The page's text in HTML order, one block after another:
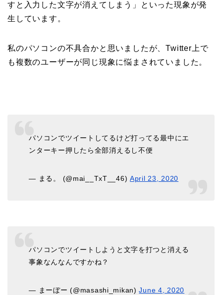
すと入力した文字が消えてしまう」といった現象が発
生しています。
私のパソコンの不具合かと思いましたが、Twitter上で
も複数のユーザーが同じ現象に悩まされていました。
パソコンでツイートしてるけど打ってる最中にエ
ンターキー押したら全部消えるし不便
— まる。 (@mai__TxT__46)April 23, 2020
パソコンでツイートしようと文字を打つと消える
事象なんなんですかね？
— まーぼー (@masashi_mikan)June 4, 2020